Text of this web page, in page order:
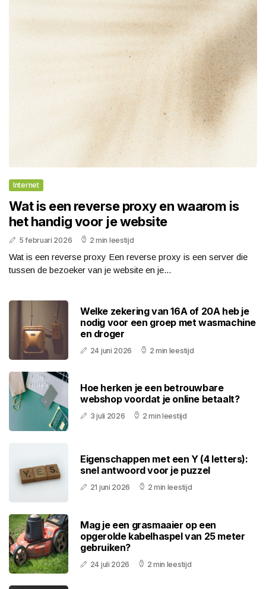
Internet
Wat is een reverse proxy en waarom is
het handig voor je website
5 februari 2026 2 min leestijd
Wat is een reverse proxy Een reverse proxy is een server die
tussen de bezoeker van je website en je...
Welke zekering van 16A of 20A heb je
nodig voor een groep met wasmachine
en droger
24 juni 2026 2 min leestijd
Hoe herken je een betrouwbare
webshop voordat je online betaalt?
3 juli 2026 2 min leestijd
Eigenschappen met een Y (4 letters):
snel antwoord voor je puzzel
21 juni 2026 2 min leestijd
Mag je een grasmaaier op een
opgerolde kabelhaspel van 25 meter
gebruiken?
24 juli 2026 2 min leestijd